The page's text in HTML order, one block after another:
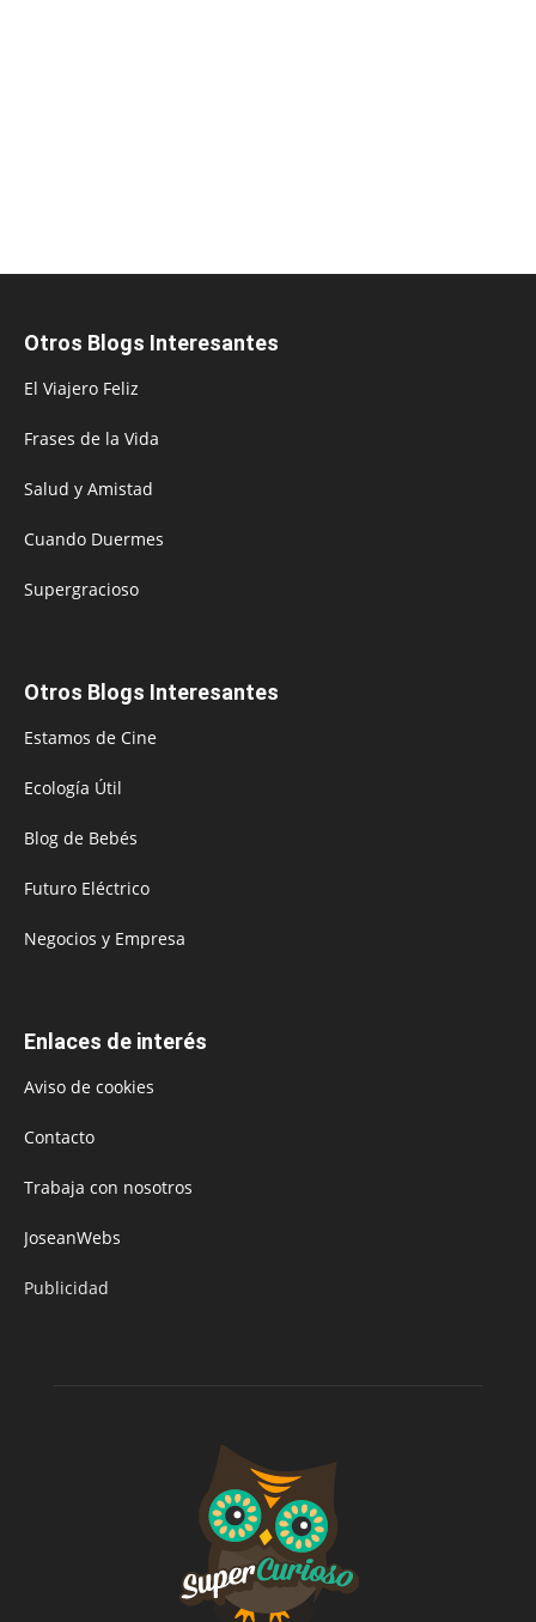
Otros Blogs Interesantes
El Viajero Feliz
Frases de la Vida
Salud y Amistad
Cuando Duermes
Supergracioso
Otros Blogs Interesantes
Estamos de Cine
Ecología Útil
Blog de Bebés
Futuro Eléctrico
Negocios y Empresa
Enlaces de interés
Aviso de cookies
Contacto
Trabaja con nosotros
JoseanWebs
Publicidad